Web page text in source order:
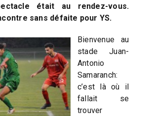
était au rendez-vous.
sans défaite pour YS.
Bienvenue au
stade Juan-
Antonio
Samaranch:
c’est là où il
fallait se
trouver